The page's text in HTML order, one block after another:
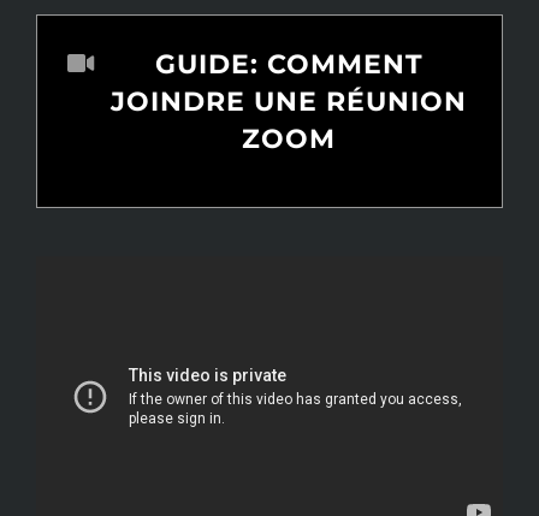
GUIDE: COMMENT
JOINDRE UNE RÉUNION
ZOOM